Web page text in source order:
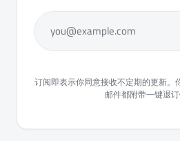
you@example.com
订阅即表示你同意接收不定期的更新。
邮件都附带一键退订